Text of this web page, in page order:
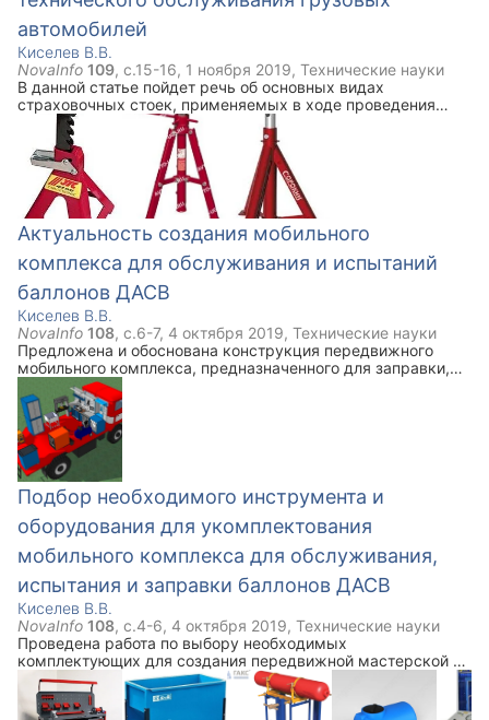
автомобилей
Киселев В.В.
NovaInfo 109, с.15-16, 1 ноября 2019, Технические науки
В данной статье пойдет речь об основных видах
страховочных стоек, применяемых в ходе проведения
ремонта и технического обслуживания автомобилей.
Сформулированы основные характеристики
существующих страховочных стоек, сделан вывод о
целесообразности модернизации существующих
конструкций.
Актуальность создания мобильного
комплекса для обслуживания и испытаний
баллонов ДАСВ
Киселев В.В.
NovaInfo 108, с.6-7, 4 октября 2019, Технические науки
Предложена и обоснована конструкция передвижного
мобильного комплекса, предназначенного для заправки,
испытаний и ремонта баллонов ДАСВ. Приведена
трехмерная модель проектируемого устройства. Сделаны
выводы об экономической целесообразности
предлагаемого комплекса.
Подбор необходимого инструмента и
оборудования для укомплектования
мобильного комплекса для обслуживания,
испытания и заправки баллонов ДАСВ
Киселев В.В.
NovaInfo 108, с.4-6, 4 октября 2019, Технические науки
Проведена работа по выбору необходимых
комплектующих для создания передвижной мастерской по
обслуживанию, ремонту и испытаниям баллонов ДАСВ.
Выбор необходимого оборудования производился с учетом
их технических характеристик и стоимостных показателей.